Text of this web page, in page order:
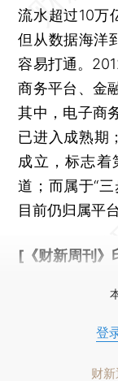
流水超过10万
但从数据海洋
容易打通。
商务平台、金
其中，电子商
已进入成熟期
成立，标志着
道；而属于“
目前仍归属平
[《财新周刊》
登
财